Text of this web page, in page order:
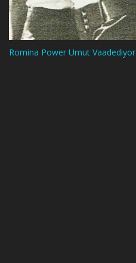
Romina Power Umut Vaadediyor